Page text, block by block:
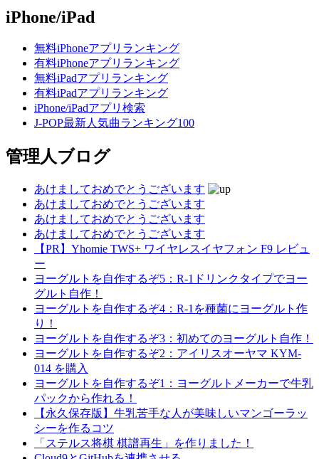
iPhone/iPad
無料iPhoneアプリランキング
有料iPhoneアプリランキング
無料iPadアプリランキング
有料iPadアプリランキング
iPhone/iPadアプリ検索
J-POP最新人気曲ランキング100
管理人ブログ
あけましておめでとうございます
あけましておめでとうございます
あけましておめでとうございます
あけましておめでとうございます
【PR】Yhomie TWS+ ワイヤレスイヤフォン F9 レビュ
ー
ヨーグルトを自作するぞ5：R-1ドリンクタイプでヨー
グルト自作！
ヨーグルトを自作するぞ4：R-1を種菌にヨーグルト作
り！
ヨーグルトを自作するぞ3：初めてのヨーグルト自作！
ヨーグルトを自作するぞ2：アイリスオーヤマ KYM-
014 を購入
ヨーグルトを自作するぞ1：ヨーグルトメーカーで牛乳
パックから作れる！
【永久保存版】牛乳苦手な人が美味しいマンゴーラッ
シーを作るコツ
「ステルス将棋 棋譜再生」を作りました！